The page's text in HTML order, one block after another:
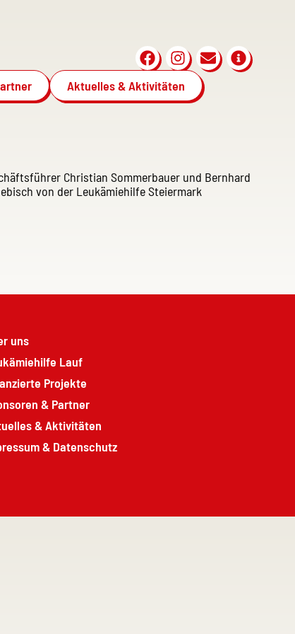
Aktuelles & Aktivitäten
Christian Sommerbauer und Bernhard
von der Leukämiehilfe Steiermark
uns
Lauf
Projekte
& Partner
& Aktivitäten
& Datenschutz